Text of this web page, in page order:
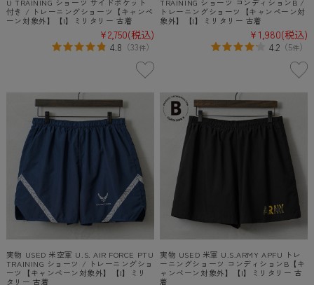
U TRAINING ショーツ サイドポケット
付き / トレーニングショーツ【キャンペ
ーン対象外】【I】ミリタリー 古着
¥2,750(税込)
4.8 （33件）
TRAINING ショーツ コンディションB /
トレーニングショーツ【キャンペーン対
象外】【I】ミリタリー 古着
¥1,980(税込)
4.2 （5件）
実物 USED 米空軍 U.S. AIR FORCE PTU
TRAINING ショーツ / トレーニングショ
ーツ【キャンペーン対象外】【I】ミリ
タリー 古着
実物 USED 米軍 U.S.ARMY APFU トレ
ーニングショーツ コンディションB【キ
ャンペーン対象外】【I】ミリタリー 古
着